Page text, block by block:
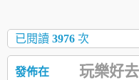
已閱讀 3976 次
發佈在 玩樂好